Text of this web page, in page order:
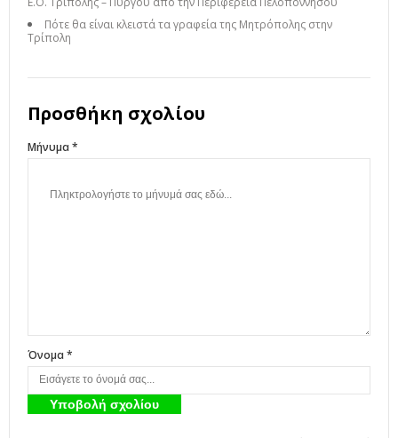
Πότε θα είναι κλειστά τα γραφεία της Μητρόπολης στην
Τρίπολη
Προσθήκη σχολίου
Μήνυμα *
Όνομα *